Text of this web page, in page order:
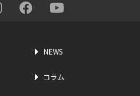
NEWS
コラム